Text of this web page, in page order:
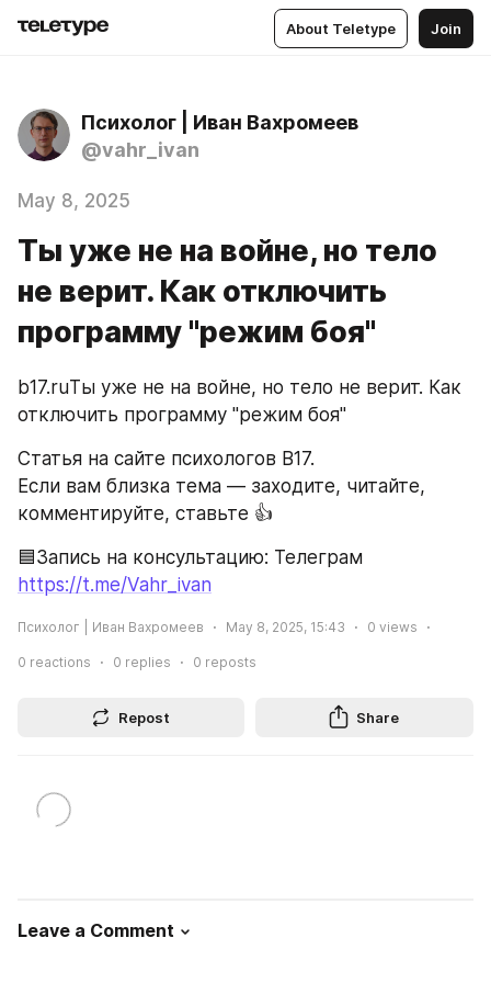
About Teletype Join
Психолог | Иван Вахромеев
@vahr_ivan
May 8, 2025
Ты уже не на войне, но тело
не верит. Как отключить
программу "режим боя"
b17.ruТы уже не на войне, но тело не верит. Как
отключить программу "режим боя"
Статья на сайте психологов В17.
Если вам близка тема — заходите, читайте,
комментируйте, ставьте 👍
🟦Запись на консультацию: Телеграм
https://t.me/Vahr_ivan
Психолог | Иван Вахромеев May 8, 2025, 15:43 0 views
0 reactions 0 replies 0 reposts
Repost Share
Leave a Comment